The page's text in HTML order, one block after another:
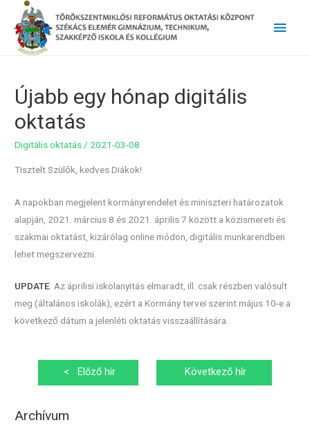
Main
Újabb egy hónap digitális
oktatás
Digitális oktatás / 2021-03-08
Tisztelt Szülők, kedves Diákok!
A napokban megjelent kormányrendelet és miniszteri határozatok
alapján, 2021. március 8 és 2021. április 7 között a közismereti és
szakmai oktatást, kizárólag online módon, digitális munkarendben
lehet megszervezni.
UPDATE: Az áprilisi iskolanyitás elmaradt, ill. csak részben valósult
meg (általános iskolák), ezért a Kormány tervei szerint május 10-e a
következő dátum a jelenléti oktatás visszaállítására.
Bejegyzés
navigáció
< Előző hír
Következő hír
Archívum